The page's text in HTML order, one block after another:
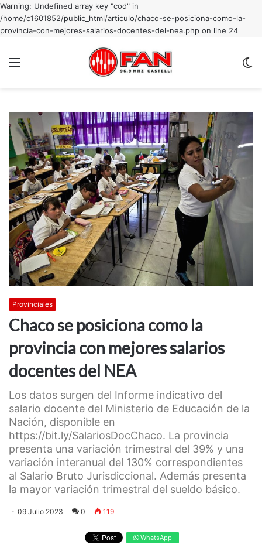
Warning: Undefined array key "cod" in
/home/c1601852/public_html/articulo/chaco-se-posiciona-como-la-
provincia-con-mejores-salarios-docentes-del-nea.php on line 24
Provinciales
Chaco se posiciona como la
provincia con mejores salarios
docentes del NEA
Los datos surgen del Informe indicativo del
salario docente del Ministerio de Educación de la
Nación, disponible en
https://bit.ly/SalariosDocChaco. La provincia
presenta una variación trimestral del 39% y una
variación interanual del 130% correspondientes
al Salario Bruto Jurisdiccional. Además presenta
la mayor variación trimestral del sueldo básico.
09 Julio 2023 0 119
WhatsApp